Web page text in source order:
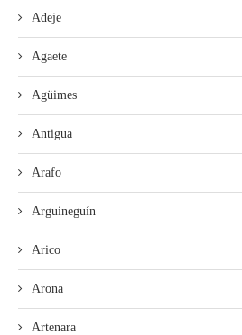
Adeje
Agaete
Agüimes
Antigua
Arafo
Arguineguín
Arico
Arona
Artenara